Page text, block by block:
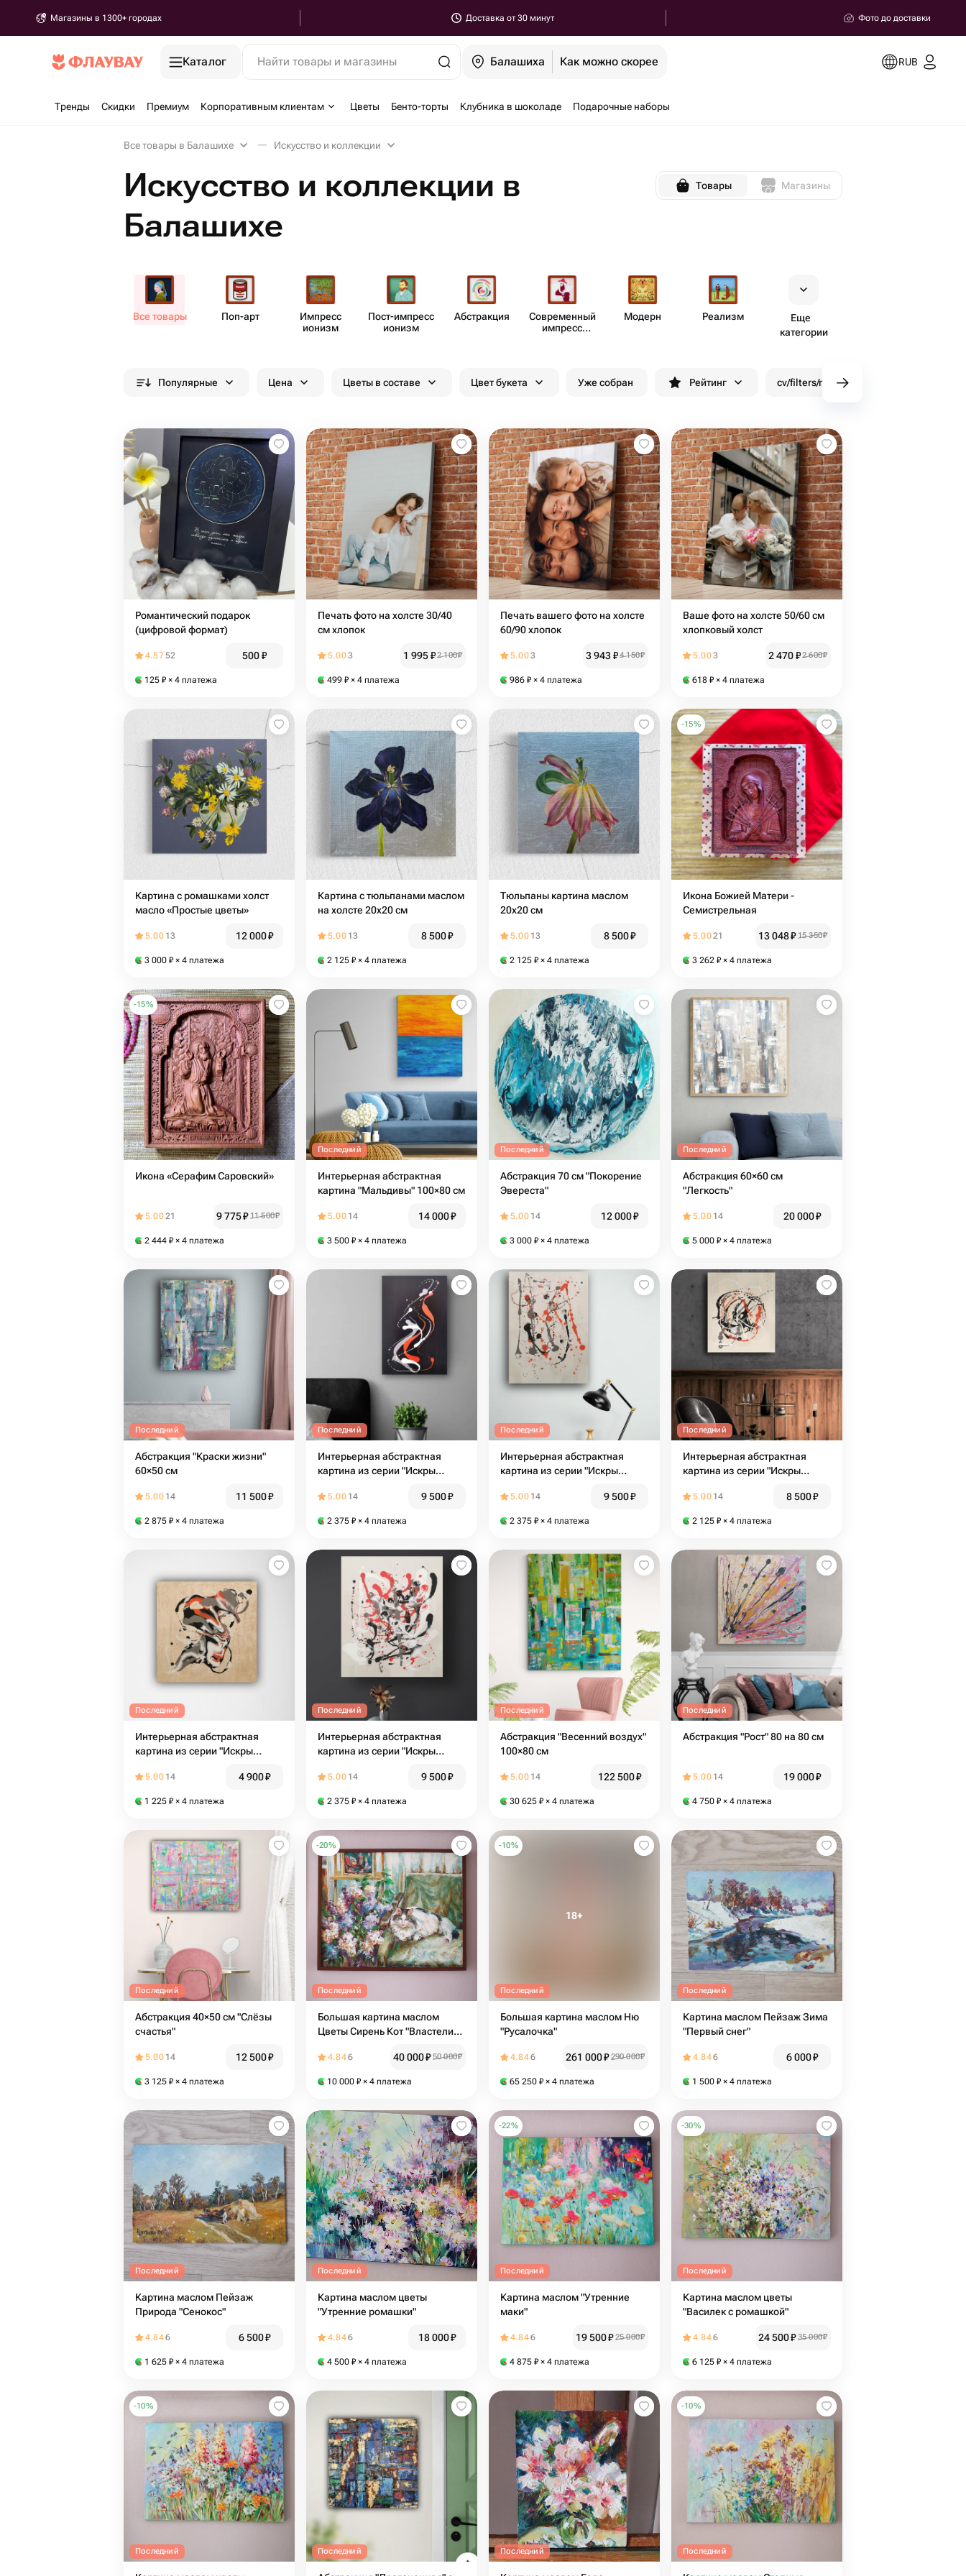
Магазины в 1300+ городах Доставка от 30 минут Фото до доставки
Каталог Найти товары и магазины Балашиха Как можно скорее RUB
Тренды Скидки Премиум Корпоративным клиентам Цветы Бенто-торты Клубника в шоколаде Подарочные наборы
Все товары в Балашихе Искусство и коллекции
Искусство и коллекции в
Балашихе
Товары Магазины
Все товары Поп-арт
Импресс​
ионизм
Пост-импресс​
ионизм
Абст​ракция
Совре​менный
импресс​
Модерн Реализм
Еще
категории
Популярные Цена Цветы в составе Цвет букета Уже собран Рейтинг cv/filters/name_fast_delivery
Романтический подарок
(цифровой формат)
4.5752 500₽
125 ₽ × 4 платежа
Печать фото на холсте 30/40
см хлопок
5.003 1 995₽2 100₽
499 ₽ × 4 платежа
Печать вашего фото на холсте
60/90 хлопок
5.003 3 943₽4 150₽
986 ₽ × 4 платежа
Ваше фото на холсте 50/60 см
хлопковый холст
5.003 2 470₽2 600₽
618 ₽ × 4 платежа
Картина с ромашками холст
масло «Простые цветы»
5.00 13 12 000₽
3 000 ₽ × 4 платежа
Картина с тюльпанами маслом
на холсте 20х20 см
5.00 13 8 500₽
2 125 ₽ × 4 платежа
Тюльпаны картина маслом
20х20 см
5.00 13 8 500₽
2 125 ₽ × 4 платежа
-15%
Икона Божией Матери -
Семистрельная
5.0021 13 048₽ 15 350₽
3 262 ₽ × 4 платежа
-15%
Икона «Серафим Саровский»
5.0021 9 775₽ 11 500₽
2 444 ₽ × 4 платежа
Последний
Интерьерная абстрактная
картина "Мальдивы" 100×80 см
5.00 14 14 000₽
3 500 ₽ × 4 платежа
Последний
Абстракция 70 см "Покорение
Эвереста"
5.00 14 12 000₽
3 000 ₽ × 4 платежа
Последний
Абстракция 60×60 см
"Легкость"
5.00 14 20 000₽
5 000 ₽ × 4 платежа
Последний
Абстракция "Краски жизни"
60×50 см
5.00 14 11 500₽
2 875 ₽ × 4 платежа
Последний
Интерьерная абстрактная
картина из серии "Искры
5.00 14 9 500₽
2 375 ₽ × 4 платежа
Последний
Интерьерная абстрактная
картина из серии "Искры
5.00 14 9 500₽
2 375 ₽ × 4 платежа
Последний
Интерьерная абстрактная
картина из серии "Искры
5.00 14 8 500₽
2 125 ₽ × 4 платежа
Последний
Интерьерная абстрактная
картина из серии "Искры
5.00 14 4 900₽
1 225 ₽ × 4 платежа
Последний
Интерьерная абстрактная
картина из серии "Искры
5.00 14 9 500₽
2 375 ₽ × 4 платежа
Последний
Абстракция "Весенний воздух"
100×80 см
5.00 14 122 500₽
30 625 ₽ × 4 платежа
Последний
Абстракция "Рост" 80 на 80 см
5.00 14 19 000₽
4 750 ₽ × 4 платежа
Последний
Абстракция 40×50 см "Слёзы
счастья"
5.00 14 12 500₽
3 125 ₽ × 4 платежа
-20%
Последний
Большая картина маслом
Цветы Сирень Кот "Властелин
4.846 40 000₽ 50 000₽
10 000 ₽ × 4 платежа
-10%
Последний
Большая картина маслом Ню
"Русалочка"
4.846 261 000₽ 290 000₽
65 250 ₽ × 4 платежа
Последний
Картина маслом Пейзаж Зима
"Первый снег"
4.846 6 000₽
1 500 ₽ × 4 платежа
Последний
Картина маслом Пейзаж
Природа "Сенокос"
4.846 6 500₽
1 625 ₽ × 4 платежа
Последний
Картина маслом цветы
"Утренние ромашки"
4.846 18 000₽
4 500 ₽ × 4 платежа
-22%
Последний
Картина маслом "Утренние
маки"
4.846 19 500₽ 25 000₽
4 875 ₽ × 4 платежа
-30%
Последний
Картина маслом цветы
"Василек с ромашкой"
4.846 24 500₽ 35 000₽
6 125 ₽ × 4 платежа
-10%
Последний Последний Последний
-10%
Последний